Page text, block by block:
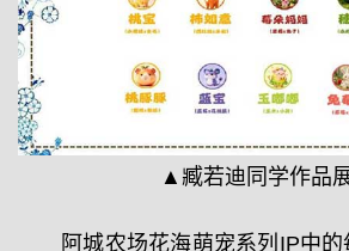
▲臧若迪同学作品
阿城农场花海萌宠系列IP中